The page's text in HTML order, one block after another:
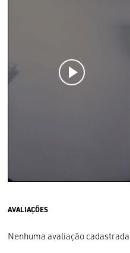
Nenhuma avaliação